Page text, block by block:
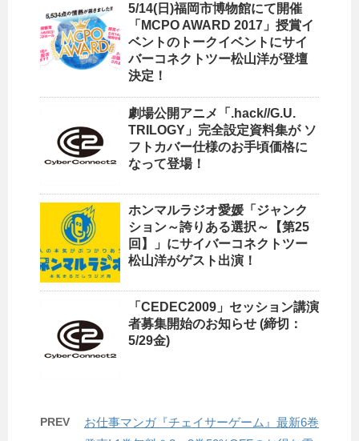
5/14(日)福岡市博物館にて開催
「MCPO AWARD 2017」授賞イ
ベントのトークイベントにサイ
バーコネクトツー松山洋が登壇
決定！
劇場公開アニメ「.hack//G.U.
TRILOGY」完全設定資料集が ソ
フトカバー仕様のお手頃価格に
なって登場！
ホンマルラジオ愛媛「ジャンク
ション～誇りある選択～【第25
回】」にサイバーコネクトツー
松山洋がゲスト出演！
「CEDEC2009」セッション講演
者募集開始のお知らせ (締切：
5/29金)
PREV
お仕事マンガ『チェイサーゲーム』最新6巻